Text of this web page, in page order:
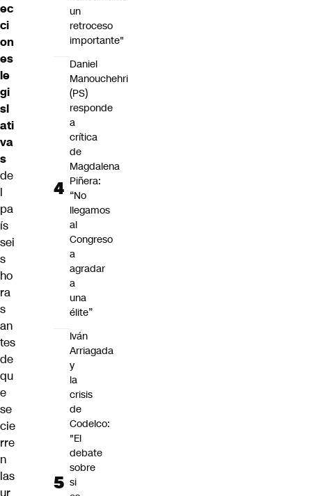
ec
ci
on
es
le
gi
sl
ati
va
s
de
l
pa
ís
sei
s
ho
ra
s
an
tes
de
qu
e
se
cie
rre
n
las
ur
un
retroceso
importante"
Daniel
Manouchehri
(PS)
responde
a
crítica
de
Magdalena
Piñera:
“No
llegamos
al
Congreso
a
agradar
a
una
élite”
Iván
Arriagada
y
la
crisis
de
Codelco:
"El
debate
sobre
si